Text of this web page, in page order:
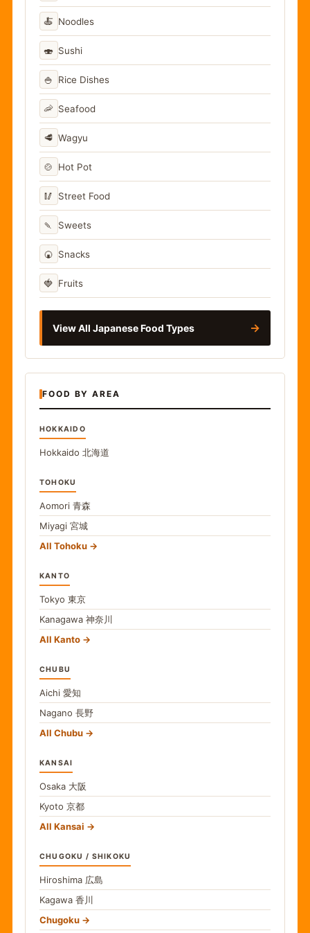
🍝 Noodles
🍣 Sushi
🍚 Rice Dishes
🦐 Seafood
🥩 Wagyu
🍲 Hot Pot
🥢 Street Food
🍡 Sweets
🍘 Snacks
🍓 Fruits
View All Japanese Food Types →
FOOD BY AREA
HOKKAIDO
Hokkaido 北海道
TOHOKU
Aomori 青森
Miyagi 宮城
All Tohoku
KANTO
Tokyo 東京
Kanagawa 神奈川
All Kanto
CHUBU
Aichi 愛知
Nagano 長野
All Chubu
KANSAI
Osaka 大阪
Kyoto 京都
All Kansai
CHUGOKU / SHIKOKU
Hiroshima 広島
Kagawa 香川
Chugoku